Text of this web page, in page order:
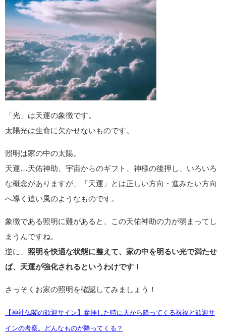
「光」は天運の象徴です。
太陽光は生命に欠かせないものです。
照明は家の中の太陽。
天運…天佑神助、宇宙からのギフト、神様の後押し、いろいろ
な概念がありますが、「天運」とは正しい方向・進みたい方向
へ導く追い風のようなものです。
象徴である照明に難があると、この天佑神助の力が弱まってし
まうんですね。
逆に、 照明を快適な状態に整えて、家の中を明るい光で満たせ
ば、天運が強化されるというわけです！
さっそくお家の照明を確認してみましょう！
【神社仏閣の歓迎サイン】参拝した時に天から降ってくる祝福と歓迎サ
インの考察。どんなものが降ってくる？